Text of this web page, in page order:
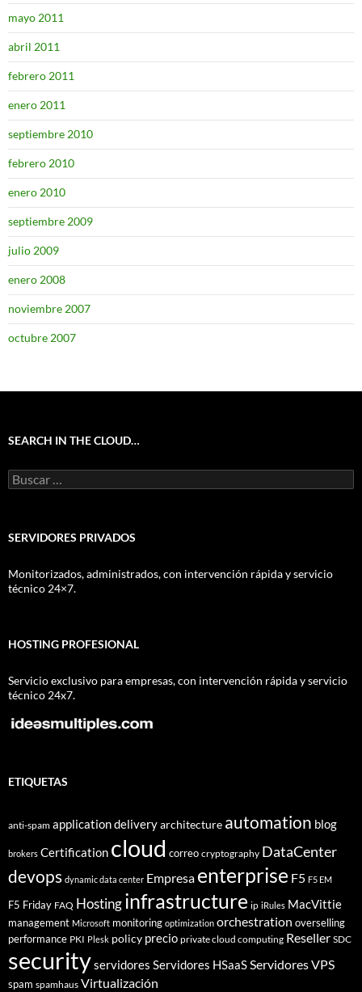
mayo 2011
abril 2011
febrero 2011
enero 2011
septiembre 2010
febrero 2010
enero 2010
septiembre 2009
julio 2009
enero 2008
noviembre 2007
octubre 2007
SEARCH IN THE CLOUD…
Buscar:
SERVIDORES PRIVADOS
Monitorizados, administrados, con intervención rápida y servicio
técnico 24×7.
HOSTING PROFESIONAL
Servicio exclusivo para empresas, con intervención rápida y servicio
técnico 24x7.
ETIQUETAS
anti-spam application deliveryarchitecture automation blog
brokers Certification cloud correo cryptography DataCenter
devops dynamic data center Empresa enterprise F5 F5 EM
F5 Friday FAQ Hostinginfrastructure ip iRules MacVittie
management Microsoft monitoring optimization orchestration overselling
performance PKI Plesk policy precio private cloud computing Reseller SDC
securityservidores Servidores HSaaSServidores VPS
spam spamhaus Virtualización